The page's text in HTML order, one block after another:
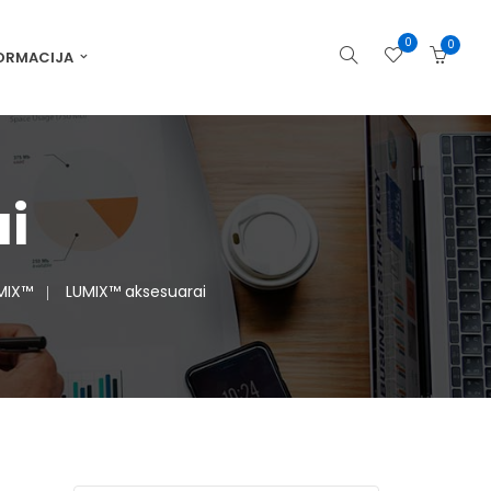
0 0
LUMIX™ aksesuarai